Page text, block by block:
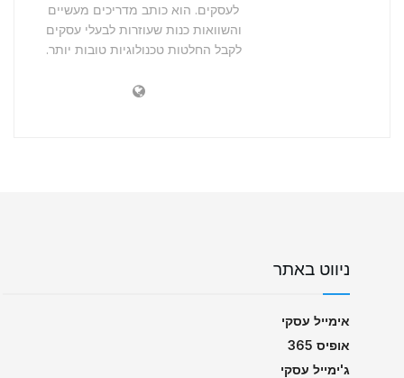
לעסקים. הוא כותב מדריכים מעשיים
והשוואות כנות שעוזרות לבעלי עסקים
לקבל החלטות טכנולוגיות טובות יותר.
ניווט באתר
אימייל עסקי
אופיס 365
ג'ימייל עסקי